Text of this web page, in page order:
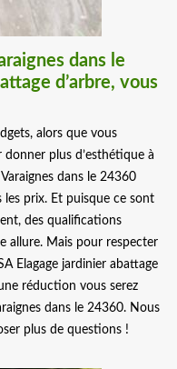
dans le
d’arbre, vous
alors que vous
plus d’esthétique à
dans le 24360
les prix. Et puisque ce sont
des qualifications
allure. Mais pour respecter
Elagage jardinier abattage
réduction vous serez
dans le 24360. Nous
plus de questions !